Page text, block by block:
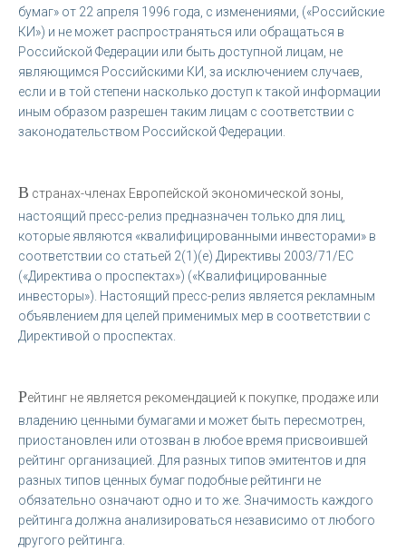
бумаг» от 22 апреля 1996 года, с изменениями, («Российские
КИ») и не может распространяться или обращаться в
Российской Федерации или быть доступной лицам, не
являющимся Российскими КИ, за исключением случаев,
если и в той степени насколько доступ к такой информации
иным образом разрешен таким лицам с соответствии с
законодательством Российской Федерации.
В странах-членах Европейской экономической зоны,
настоящий пресс-релиз предназначен только для лиц,
которые являются «квалифицированными инвесторами» в
соответствии со статьей 2(1)(e) Директивы 2003/71/EC
(«Директива о проспектах») («Квалифицированные
инвесторы»). Настоящий пресс-релиз является рекламным
объявлением для целей применимых мер в соответствии с
Директивой о проспектах.
Рейтинг не является рекомендацией к покупке, продаже или
владению ценными бумагами и может быть пересмотрен,
приостановлен или отозван в любое время присвоившей
рейтинг организацией. Для разных типов эмитентов и для
разных типов ценных бумаг подобные рейтинги не
обязательно означают одно и то же. Значимость каждого
рейтинга должна анализироваться независимо от любого
другого рейтинга.